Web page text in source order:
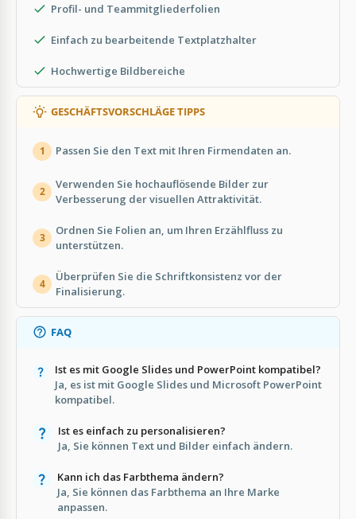
Profil- und Teammitgliederfolien
Einfach zu bearbeitende Textplatzhalter
Hochwertige Bildbereiche
GESCHÄFTSVORSCHLÄGE TIPPS
1 Passen Sie den Text mit Ihren Firmendaten an.
2
Verwenden Sie hochauflösende Bilder zur
Verbesserung der visuellen Attraktivität.
3
Ordnen Sie Folien an, um Ihren Erzählfluss zu
unterstützen.
4
Überprüfen Sie die Schriftkonsistenz vor der
Finalisierung.
FAQ
Ist es mit Google Slides und PowerPoint kompatibel?
Ja, es ist mit Google Slides und Microsoft PowerPoint
kompatibel.
Ist es einfach zu personalisieren?
Ja, Sie können Text und Bilder einfach ändern.
Kann ich das Farbthema ändern?
Ja, Sie können das Farbthema an Ihre Marke
anpassen.